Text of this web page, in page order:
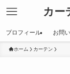
カー
プロフィール お問
ホーム カーテン